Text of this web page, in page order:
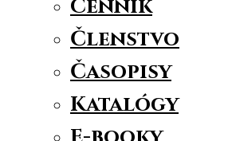
Cenník
Členstvo
Časopisy
Katalógy